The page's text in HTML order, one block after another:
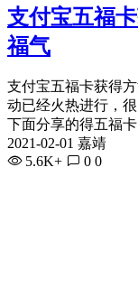
支付宝五福
福气
支付宝五福卡获得
动已经火热进行，
下面分享的得五福
2021-02-01 嘉靖
5.6K+
0 0